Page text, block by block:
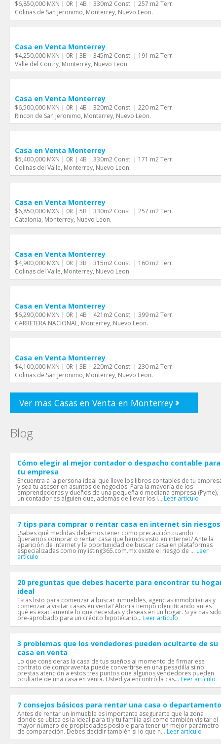
$6,850,000 MXN | 0R | 4B | 330m2 Const. | 257 m2 Terr.
Colinas de San Jeronimo, Monterrey, Nuevo Leon.
Casa en Venta Monterrey
$4,250,000 MXN | 0R | 3B | 345m2 Const. | 191 m2 Terr.
Valle del Contry, Monterrey, Nuevo Leon.
Casa en Venta Monterrey
$6,500,000 MXN | 0R | 4B | 320m2 Const. | 220 m2 Terr.
Rincon de San Jeronimo, Monterrey, Nuevo Leon.
Casa en Venta Monterrey
$5,400,000 MXN | 0R | 4B | 330m2 Const. | 171 m2 Terr.
Colinas del Valle, Monterrey, Nuevo Leon.
Casa en Venta Monterrey
$6,850,000 MXN | 0R | 5B | 330m2 Const. | 257 m2 Terr.
Catalonia, Monterrey, Nuevo Leon.
Casa en Venta Monterrey
$4,900,000 MXN | 0R | 3B | 315m2 Const. | 160 m2 Terr.
Colinas del Valle, Monterrey, Nuevo Leon.
Casa en Venta Monterrey
$6,290,000 MXN | 0R | 4B | 421m2 Const. | 399 m2 Terr.
CARRETERA NACIONAL, Monterrey, Nuevo Leon.
Casa en Venta Monterrey
$4,100,000 MXN | 0R | 3B | 220m2 Const. | 230 m2 Terr.
Colinas de San Jeronimo, Monterrey, Nuevo Leon.
Ver mas Casas en Venta en Monterrey
Blog
Cómo elegir al mejor contador o despacho contable para
tu empresa
Encuentra a la persona ideal que lleve los libros contables de tu
y sea tu asesor en asuntos de negocios. Para la mayoría de los
emprendedores y dueños de una pequeña o mediana empresa (Pyme),
un contador es alguien que, además de llevar los l... Leer artículo
7 tips para comprar o rentar casa en internet sin riesgos
¿Sabes qué medidas debemos tener como precaución cuando
queramos comprar o rentar casa que hemos visto en internet? Ante la
aparición de internet y la oportunidad de buscar casa en plataformas
especializadas como mylisting365.com.mx existe el riesgo de ... Leer
artículo
20 preguntas que debes hacerte para encontrar tu
ideal
Estas listo para comenzar a buscar inmuebles, agencias inmobiliarias y
comenzar a visitar casas en venta? Ahorra tiempo identificando antes
qué es exactamente lo que necesitas y deseas en un hogar. Si ya has
pre-aprobado para un crédito hipotecario... Leer artículo
3 problemas que los vendedores pueden ocultarte de su
casa en venta
Lo que consideras la casa de tus sueños al momento de firmar ese
contrato de compraventa puede convertirse en una pesadilla si no
prestas atención a estos tres puntos que algunos vendedores pueden
ocultarte de una casa en venta. Usted ya encontró la cas... Leer artículo
7 consejos básicos para rentar una casa o departamento
Antes de rentar un inmueble es importante asegurarte que la zona
donde se ubica es la ideal para ti y tu familia así como también visitar el
mayor número de propiedades posible para tener un mejor parámetro
de comparación. Debes decidir también si lo que n... Leer artículo